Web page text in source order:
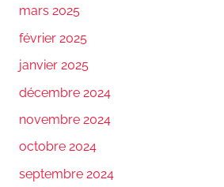
mars 2025
février 2025
janvier 2025
décembre 2024
novembre 2024
octobre 2024
septembre 2024